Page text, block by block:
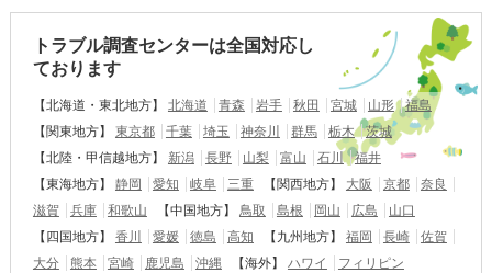
トラブル調査センターは全国対応し
ております
【北海道・東北地方】 北海道 青森 岩手 秋田 宮城 山形
福島
【関東地方】
東京都 千葉 埼玉 神奈川 群馬 栃木
茨城
【北陸・甲信越地方】
新潟 長野 山梨 富山 石川
福井
【東海地方】
静岡 愛知 岐阜 三重 【関西地方】 大阪 京都
奈良
滋賀
兵庫 和歌山 【中国地方】 鳥取 島根 岡山 広島
山口
【四国地方】
香川 愛媛 徳島 高知 【九州地方】 福岡 長崎
佐賀
大分
熊本 宮崎 鹿児島 沖縄 【海外】 ハワイ
フィリピン